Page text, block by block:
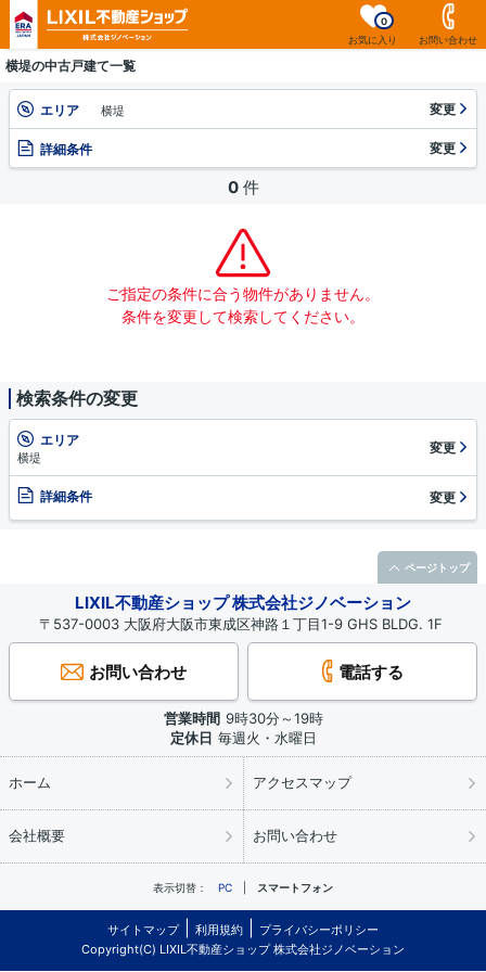
お気に入り
0
お問い合わせ
横堤の中古戸建て一覧
エリア 横堤 変更
詳細条件 変更
0 件
ご指定の条件に合う物件がありません。
条件を変更して検索してください。
検索条件の変更
エリア
横堤
変更
詳細条件 変更
LIXIL不動産ショップ 株式会社ジノベーション
〒537-0003 大阪府大阪市東成区神路１丁目1-9 GHS BLDG. 1F
お問い合わせ 電話する
営業時間 9時30分～19時
定休日 毎週火・水曜日
ホーム アクセスマップ
会社概要 お問い合わせ
表示切替： PC スマートフォン
サイトマップ 利用規約
プライバシーポリシー
Copyright(C) LIXIL不動産ショップ 株式会社ジノベーション
ページトップ